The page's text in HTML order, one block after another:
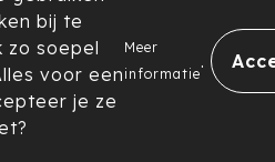
Klantenservice
Contact
bij te
zo soepel
voor een
je ze
Meer
informatie
.